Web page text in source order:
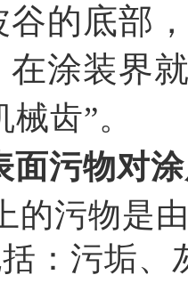
谷的底部
在涂装界
械齿”。
面污物对
的污物是
括：污垢